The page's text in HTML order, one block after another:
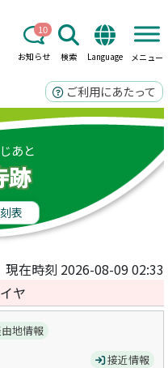
お知らせ
10
検索 Language メニュー
ご利用にあたって
あと
跡
表
現在時刻 2026-08-09 02:33
ヤ
地情報
接近情報